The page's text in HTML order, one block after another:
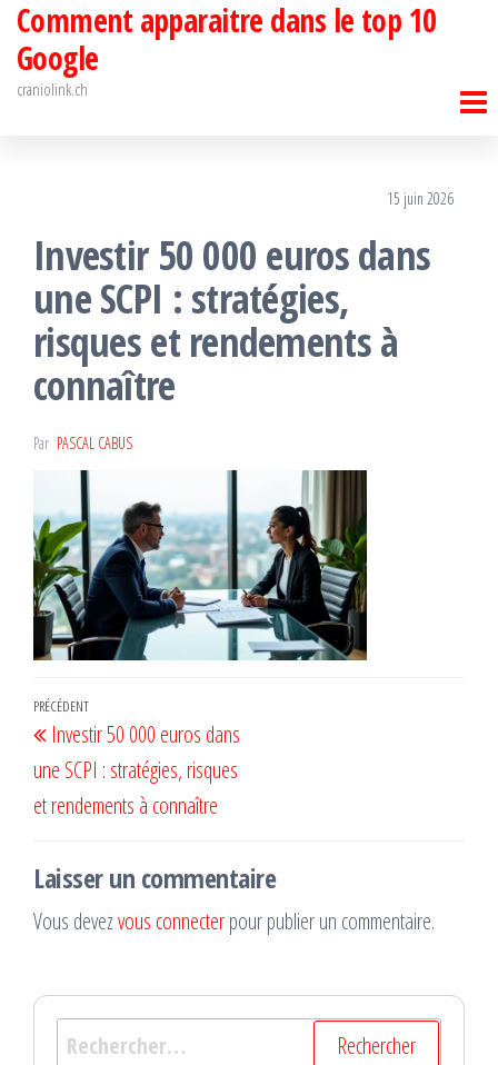
Passer
contenu
Comment apparaitre dans le top 10
Google
craniolink.ch
15 juin 2026
Investir 50 000 euros dans
une SCPI : stratégies,
risques et rendements à
connaître
Par PASCAL CABUS
Navigation
de
l’article
Article
précédent
PRÉCÉDENT
Investir 50 000 euros dans
une SCPI : stratégies, risques
et rendements à connaître
Laisser un commentaire
Vous devezvous connecterpour publier un commentaire.
Rechercher :